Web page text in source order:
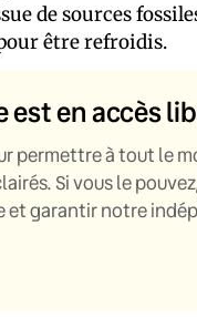
de sources
être refroidis.
est en accès
permettre à tout le
Si vous le
et garantir notre